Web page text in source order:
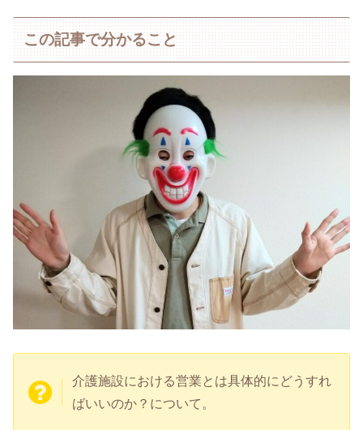
この記事で分かること
介護施設における営業とは具体的にどうすれ
ばいいのか？について。